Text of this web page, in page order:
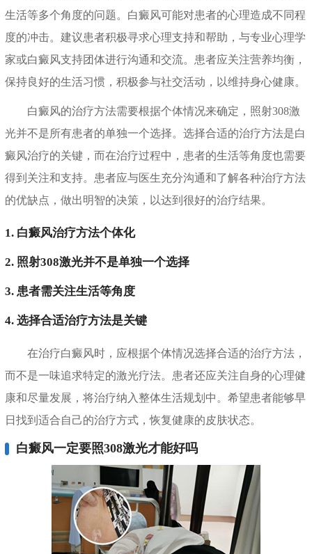
生活等多个角度的问题。白癜风可能对患者的心理造成不同程
度的冲击。建议患者积极寻求心理支持和帮助，与专业心理学
家或白癜风支持团体进行沟通和交流。患者应关注营养均衡，
保持良好的生活习惯，积极参与社交活动，以维持身心健康。
白癜风的治疗方法需要根据个体情况来确定，照射308激
光并不是所有患者的单独一个选择。选择合适的治疗方法是白
癜风治疗的关键，而在治疗过程中，患者的生活等角度也需要
得到关注和支持。患者应与医生充分沟通和了解各种治疗方法
的优缺点，做出明智的决策，以达到很好的治疗结果。
1. 白癜风治疗方法个体化
2. 照射308激光并不是单独一个选择
3. 患者需关注生活等角度
4. 选择合适治疗方法是关键
在治疗白癜风时，应根据个体情况选择合适的治疗方法，
而不是一味追求特定的激光疗法。患者还应关注自身的心理健
康和尽量发展，将治疗纳入整体生活规划中。希望患者能够早
日找到适合自己的治疗方式，恢复健康的皮肤状态。
白癜风一定要照308激光才能好吗